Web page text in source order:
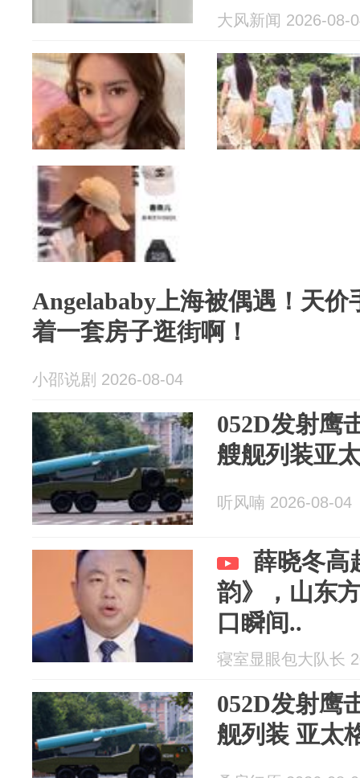
事：她性格
大风新闻 2026-08-
Angelababy上海被偶遇！天价
着一套房子逛街啊！
小邵说剧 2026-08-04
052D发射鹰
艘舰列装亚
听风喃 2026-08-04
薛晓冬高
韵》，山东
口瞬间..
寝室显眼包大队长
052D发射鹰
舰列装 亚太